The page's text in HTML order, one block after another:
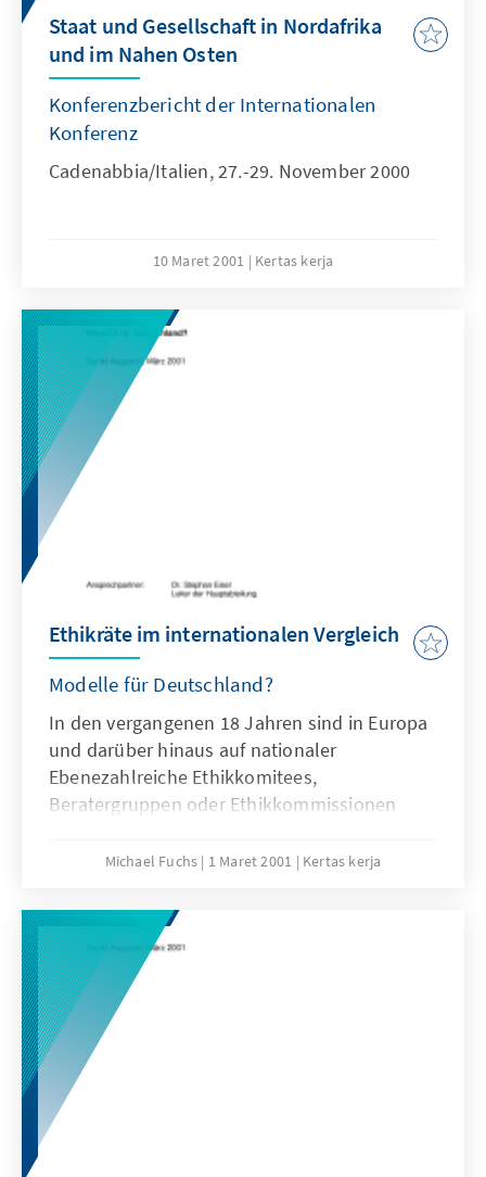
Staat und Gesellschaft in Nordafrika
und im Nahen Osten
Konferenzbericht der Internationalen
Konferenz
Cadenabbia/Italien, 27.-29. November 2000
10 Maret 2001 Kertas kerja
Ethikräte im internationalen Vergleich
Modelle für Deutschland?
In den vergangenen 18 Jahren sind in Europa
und darüber hinaus auf nationaler
Ebenezahlreiche Ethikkomitees,
Beratergruppen oder Ethikkommissionen
Urteilsbildung und Beratung in moralischen
Anwendung, insbesondere im Bereich der
Biowissenschaften und der Medizin.
Michael Fuchs 1 Maret 2001 Kertas kerja